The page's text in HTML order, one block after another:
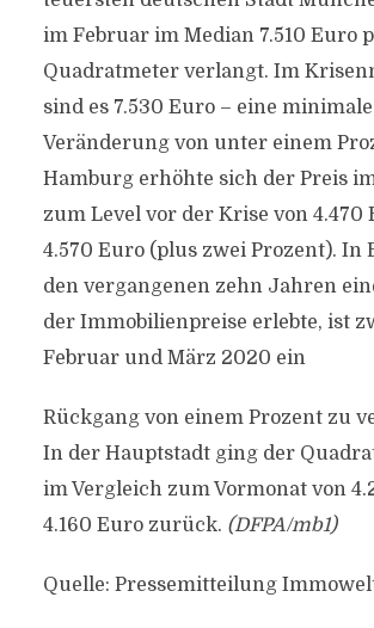
im Februar im Median 7.510 Euro
Quadratmeter verlangt. Im
sind es 7.530 Euro – eine minimale
Veränderung von unter einem
Hamburg erhöhte sich der Preis
zum Level vor der Krise von 4.470
4.570 Euro (plus zwei Prozent). In
den vergangenen zehn Jahren
der Immobilienpreise erlebte, ist
Februar und März 2020 ein
Rückgang von einem Prozent zu
In der Hauptstadt ging der
im Vergleich zum Vormonat von
4.160 Euro zurück. (DFPA/mb1)
Quelle: Pressemitteilung